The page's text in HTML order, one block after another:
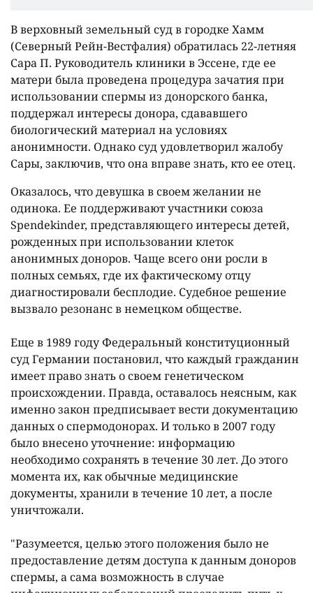
В верховный земельный суд в городке Хамм
(Северный Рейн-Вестфалия) обратилась 22-летняя
Сара П. Руководитель клиники в Эссене, где ее
матери была проведена процедура зачатия при
использовании спермы из донорского банка,
поддержал интересы донора, сдававшего
биологический материал на условиях
анонимности. Однако суд удовлетворил жалобу
Сары, заключив, что она вправе знать, кто ее отец.
Оказалось, что девушка в своем желании не
одинока. Ее поддерживают участники союза
Spendekinder, представляющего интересы детей,
рожденных при использовании клеток
анонимных доноров. Чаще всего они росли в
полных семьях, где их фактическому отцу
диагностировали бесплодие. Судебное решение
вызвало резонанс в немецком обществе.
Еще в 1989 году Федеральный конституционный
суд Германии постановил, что каждый гражданин
имеет право знать о своем генетическом
происхождении. Правда, оставалось неясным, как
именно закон предписывает вести документацию
данных о спермодонорах. И только в 2007 году
было внесено уточнение: информацию
необходимо сохранять в течение 30 лет. До этого
момента их, как обычные медицинские
документы, хранили в течение 10 лет, а после
уничтожали.
"Разумеется, целью этого положения было не
предоставление детям доступа к данным доноров
спермы, а сама возможность в случае